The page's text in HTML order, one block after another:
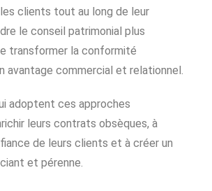
clients tout au long de leur
le conseil patrimonial plus
transformer la conformité
avantage commercial et relationnel.
adoptent ces approches
leurs contrats obsèques, à
de leurs clients et à créer un
et pérenne.